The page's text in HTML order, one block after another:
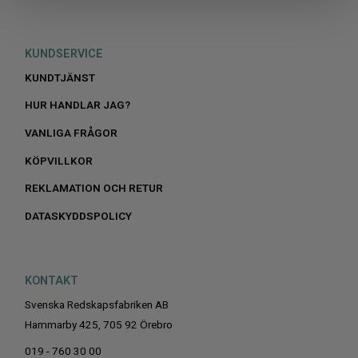
KUNDSERVICE
KUNDTJÄNST
HUR HANDLAR JAG?
VANLIGA FRÅGOR
KÖPVILLKOR
REKLAMATION OCH RETUR
DATASKYDDSPOLICY
KONTAKT
Svenska Redskapsfabriken AB
Hammarby 425, 705 92 Örebro
019 - 760 30 00